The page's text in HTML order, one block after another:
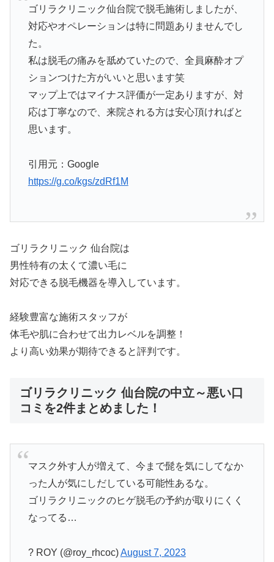
ゴリラクリニック仙台院で脱毛施術しましたが、
対応やオペレーションは特に問題ありませんでし
た。
私は脱毛の痛みを舐めていたので、全員麻酔オプ
ションつけた方がいいと思います笑
マップ上ではマイナス評価が一定ありますが、対
応は丁寧なので、来院される方は安心頂ければと
思います。
引用元：Google
https://g.co/kgs/zdRf1M
ゴリラクリニック 仙台院は
男性特有の太くて濃い毛に
対応できる脱毛機器を導入しています。
経験豊富な施術スタッフが
体毛や肌に合わせて出力レベルを調整！
より高い効果が期待できると評判です。
ゴリラクリニック 仙台院の中立～悪い口
コミを2件まとめました！
マスク外す人が増えて、今まで髭を気にしてなか
った人が気にしだしている可能性あるな。
ゴリラクリニックのヒゲ脱毛の予約が取りにくく
なってる…
? ROY (@roy_rhcoc)August 7, 2023